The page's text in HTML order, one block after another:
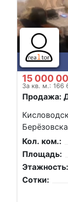
15 000
За кв. м.: 166
Продажа:
Кол. ком.:
Площадь:
Этажность:
Сотки: